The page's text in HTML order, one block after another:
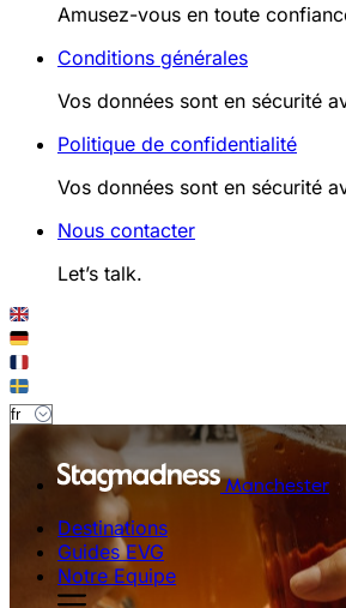
Amusez-vous en toute
Conditions générales
Vos données sont en sécurité
Politique de confidentialité
Vos données sont en sécurité
Nous contacter
Let’s talk.
Manchester
Destinations
Guides EVG
Notre Equipe